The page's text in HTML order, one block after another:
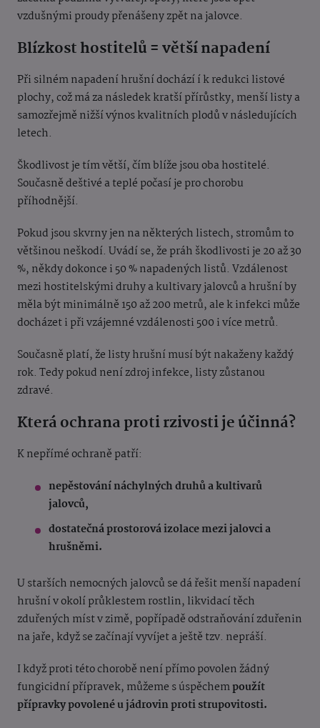
vzdušnými proudy přenášeny zpět na jalovce.
Blízkost hostitelů = větší napadení
Při silném napadení hrušní dochází í k redukci listové
plochy, což má za následek kratší přírůstky, menší listy a
samozřejmě nižší výnos kvalitních plodů v následujících
letech.
Škodlivost je tím větší, čím blíže jsou oba hostitelé.
Současně deštivé a teplé počasí je pro chorobu
příhodnější.
Pokud jsou skvrny jen na některých listech, stromům to
většinou neškodí. Uvádí se, že práh škodlivosti je 20 až 30
%, někdy dokonce i 50 % napadených listů. Vzdálenost
mezi hostitelskými druhy a kultivary jalovců a hrušní by
měla být minimálně 150 až 200 metrů, ale k infekci může
docházet i při vzájemné vzdálenosti 500 i více metrů.
Současně platí, že listy hrušní musí být nakaženy každý
rok. Tedy pokud není zdroj infekce, listy zůstanou
zdravé.
Která ochrana proti rzivosti je účinná?
K nepřímé ochraně patří:
nepěstování náchylných druhů a kultivarů
jalovců,
dostatečná prostorová izolace mezi jalovci a
hrušněmi.
U starších nemocných jalovců se dá řešit menší napadení
hrušní v okolí průklestem rostlin, likvidací těch
zduřených míst v zimě, popřípadě odstraňování zduřenin
na jaře, když se začínají vyvíjet a ještě tzv. nepráší.
I když proti této chorobě není přímo povolen žádný
fungicidní přípravek, můžeme s úspěchempoužít
přípravky povolené u jádrovin proti strupovitosti.